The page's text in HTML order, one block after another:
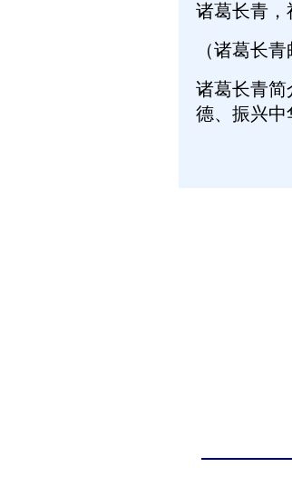
诸葛长青，
（诸葛长青
诸葛长青简
德、振兴中